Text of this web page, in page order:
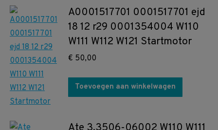
A0001517701 0001517701 ejd
18 12 r29 0001354004 W110
W111 W112 W121 Startmotor
€ 50,00
Toevoegen aan winkelwagen